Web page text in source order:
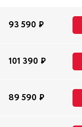
93 590 Р
101 390 Р
89 590 Р